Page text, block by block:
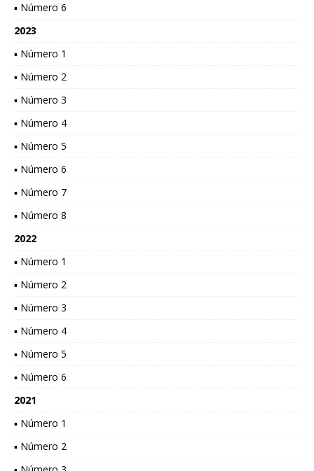
▪ Número 6
2023
▪ Número 1
▪ Número 2
▪ Número 3
▪ Número 4
▪ Número 5
▪ Número 6
▪ Número 7
▪ Número 8
2022
▪ Número 1
▪ Número 2
▪ Número 3
▪ Número 4
▪ Número 5
▪ Número 6
2021
▪ Número 1
▪ Número 2